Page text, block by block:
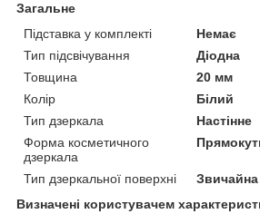
Загальне
Підставка у комплекті
Немає
Тип підсвічування
Діодна
Товщина
20 мм
Колір
Білий
Тип дзеркала
Настінне
Форма косметичного
дзеркала
Тип дзеркальної поверхні
Звичайна
Визначені користувачем